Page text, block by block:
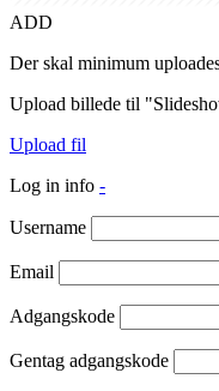
ADD
Der skal minimum
Upload billede til
Upload fil
Log in info -
Username
Email
Adgangskode
Gentag adgangskode